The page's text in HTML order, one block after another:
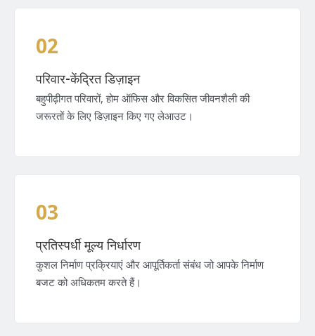
02
परिवार-केंद्रित डिज़ाइन
बहुपीढ़ीगत परिवारों, होम ऑफिस और विकसित जीवनशैली की
जरूरतों के लिए डिज़ाइन किए गए लेआउट।
03
प्रतिस्पर्धी मूल्य निर्धारण
कुशल निर्माण प्रक्रियाएं और आपूर्तिकर्ता संबंध जो आपके निर्माण
बजट को अधिकतम करते हैं।